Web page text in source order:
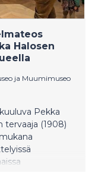
Halosen
ja Muumimuseo
Pekka
tervaaja (1908)